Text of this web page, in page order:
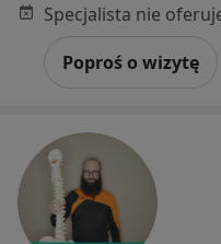
Poproś o wizytę